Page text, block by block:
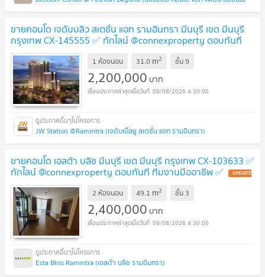
ขายคอนโด เจดับบลิว สเตชั่น แอท รามอินทรา มีนบุรี เขต มีนบุรี
กรุงเทพ CX-145555 ✅ ทักไลน์ @connexproperty ตอบทันที
ทีมงานมืออาชีพ ✅
1 ห้องนอน 31.0 m2 ชั้น9
2,200,000 บาท
09/08/2026 4:30:00
JW Station @Ramintra (เจดับเบิ้ลยู สเตชั่น แอท รามอินทรา)
ขายคอนโด เอสต้า บลิซ มีนบุรี เขต มีนบุรี กรุงเทพ CX-103633 ✅
ทักไลน์ @connexproperty ตอบทันที ทีมงานมืออาชีพ ✅ UPDATE
!
2 ห้องนอน 49.1 m2 ชั้น 3
2,400,000 บาท
09/08/2026 4:30:00
Esta Bliss Ramintra (เอสต้า บลิซ รามอินทรา)